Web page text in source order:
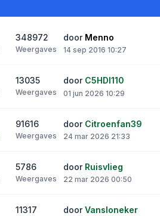
348972
Weergaves
door Menno
14 sep 2016 10:27
13035
Weergaves
door C5HDI110
01 jun 2026 10:29
91616
Weergaves
door Citroenfan39
24 mar 2026 21:33
5786
Weergaves
door Ruisvlieg
22 mar 2026 00:50
11317 doorVansloneker